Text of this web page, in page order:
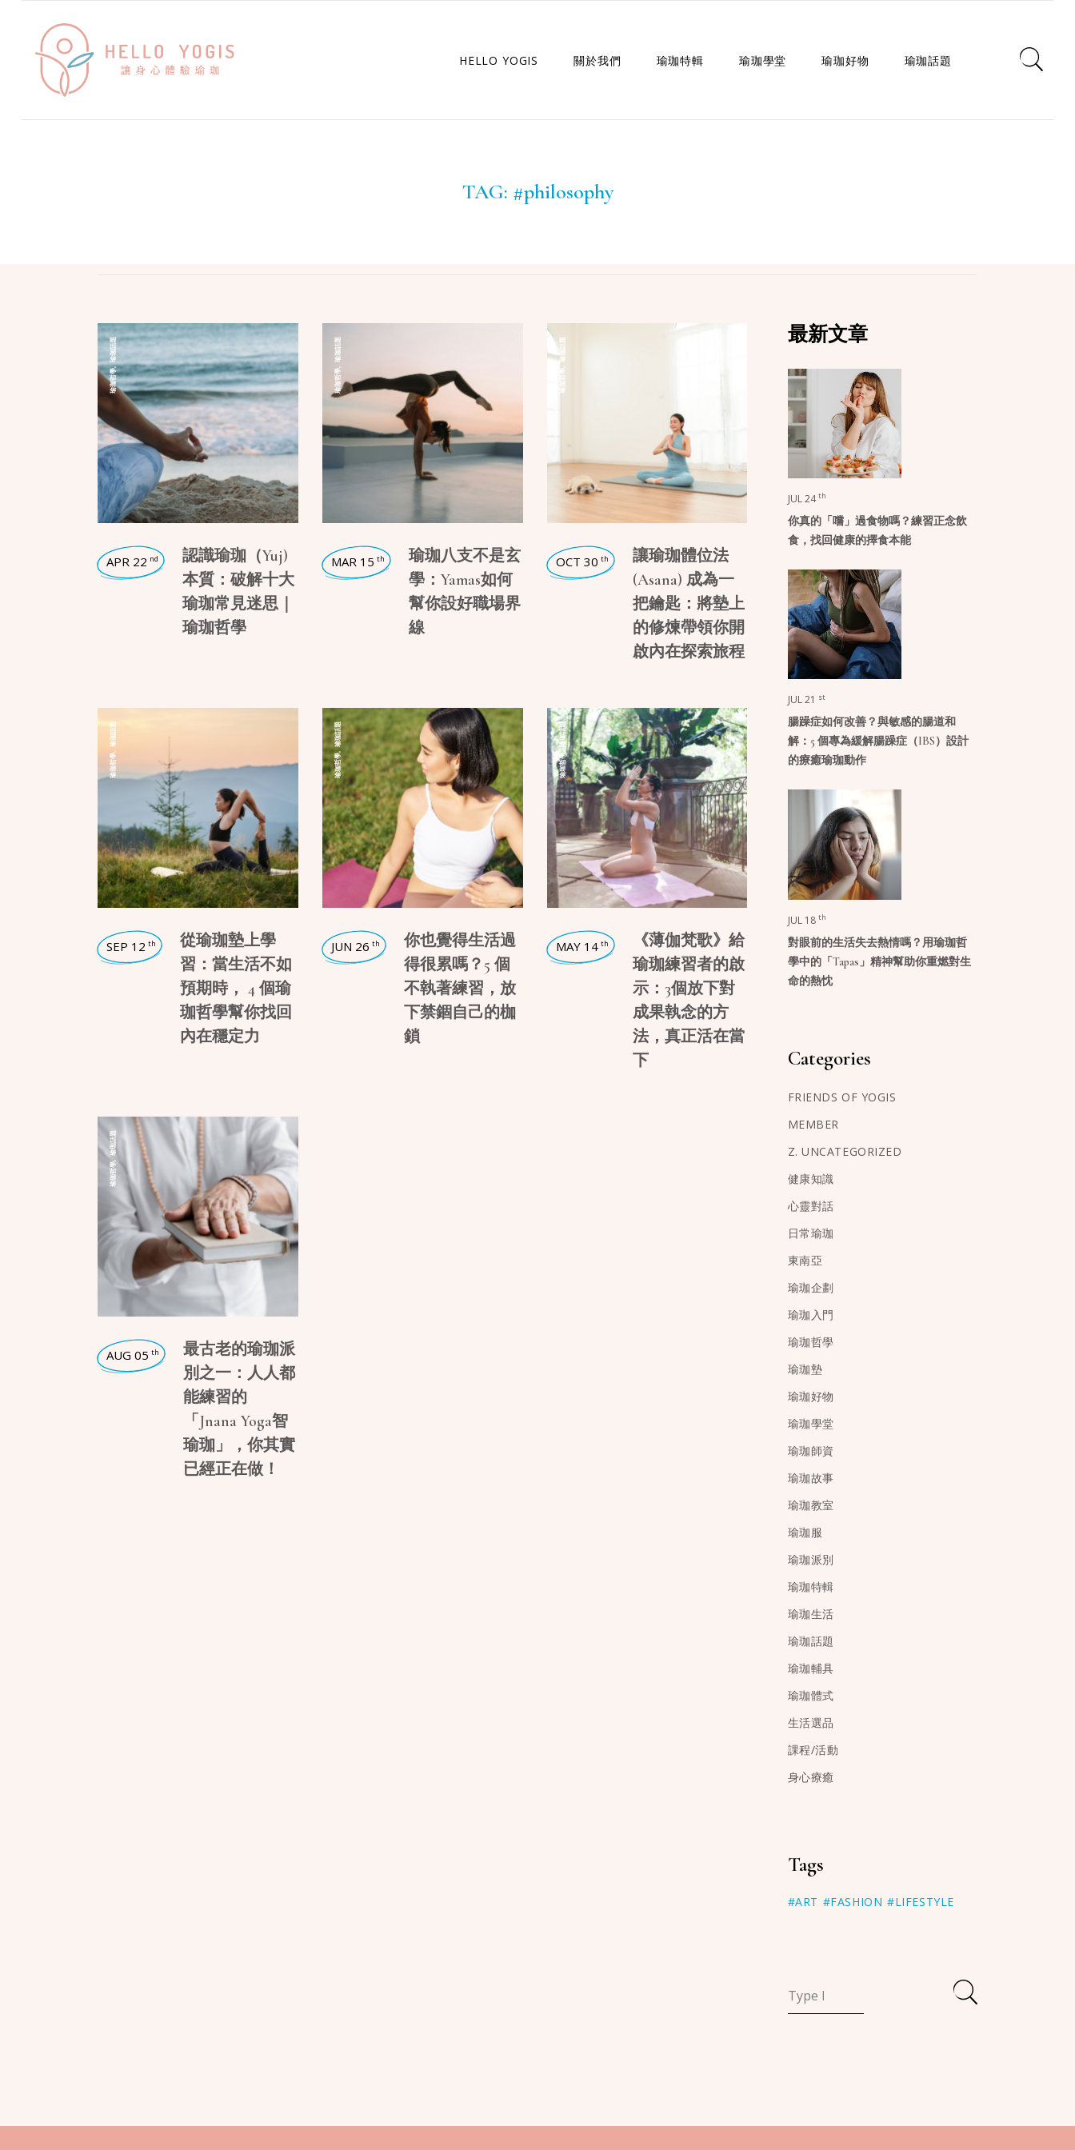
HELLO YOGIS 關於我們 瑜珈特輯 瑜珈學堂 瑜珈好物 瑜珈話題
TAG: #philosophy
瑜珈哲學
瑜珈話題
APR 22 nd
認識瑜珈（Yuj)
本質：破解十大
瑜珈常見迷思｜
瑜珈哲學
瑜珈哲學
瑜珈話題
MAR 15 th
瑜珈八支不是玄
學：Yamas如何
幫你設好職場界
線
瑜珈哲學
瑜珈話題
OCT 30 th
讓瑜珈體位法
(Asana) 成為一
把鑰匙：將墊上
的修煉帶領你開
啟內在探索旅程
瑜珈哲學
瑜珈話題
SEP 12 th
從瑜珈墊上學
習：當生活不如
預期時， 4 個瑜
珈哲學幫你找回
內在穩定力
瑜珈哲學
瑜珈話題
JUN 26 th
你也覺得生活過
得很累嗎？5 個
不執著練習，放
下禁錮自己的枷
鎖
瑜珈哲學
瑜珈話題
MAY 14 th
《薄伽梵歌》給
瑜珈練習者的啟
示：3個放下對
成果執念的方
法，真正活在當
下
瑜珈哲學
瑜珈話題
AUG 05 th
最古老的瑜珈派
別之一：人人都
能練習的
「Jnana Yoga智
瑜珈」，你其實
已經正在做！
最新文章
JUL 24 th
你真的「嚐」過食物嗎？練習正念飲
食，找回健康的擇食本能
JUL 21 st
腸躁症如何改善？與敏感的腸道和
解：5 個專為緩解腸躁症（IBS）設計
的療癒瑜珈動作
JUL 18 th
對眼前的生活失去熱情嗎？用瑜珈哲
學中的「Tapas」精神幫助你重燃對生
命的熱忱
Categories
FRIENDS OF YOGIS
MEMBER
Z. UNCATEGORIZED
健康知識
心靈對話
日常瑜珈
東南亞
瑜珈企劃
瑜珈入門
瑜珈哲學
瑜珈墊
瑜珈好物
瑜珈學堂
瑜珈師資
瑜珈故事
瑜珈教室
瑜珈服
瑜珈派別
瑜珈特輯
瑜珈生活
瑜珈話題
瑜珈輔具
瑜珈體式
生活選品
課程/活動
身心療癒
Tags
#ART #FASHION #LIFESTYLE